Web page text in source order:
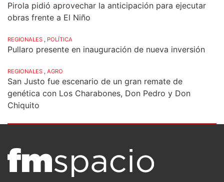
Pirola pidió aprovechar la anticipación para ejecutar
obras frente a El Niño
REGIONALES , POLÍTICA
Pullaro presente en inauguración de nueva inversión
REGIONALES , AGRO
San Justo fue escenario de un gran remate de
genética con Los Charabones, Don Pedro y Don
Chiquito